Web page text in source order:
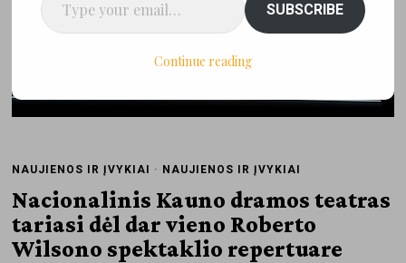
NAUJIENOS IR ĮVYKIAI · NAUJIENOS IR ĮVYKIAI
Nacionalinis Kauno dramos teatras
tariasi dėl dar vieno Roberto
Wilsono spektaklio repertuare
SUBSCRIBE
Continue reading